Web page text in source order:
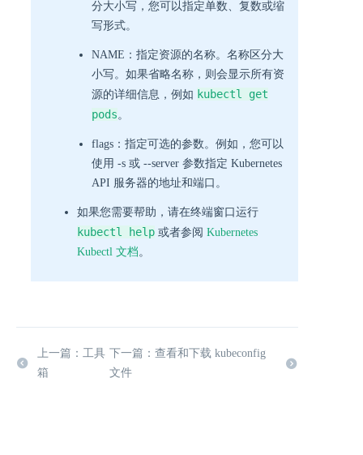
分大小写，您可以指定单数、复数或缩
写形式。
NAME：指定资源的名称。名称区分大
小写。如果省略名称，则会显示所有资
源的详细信息，例如 kubectl get
pods。
flags：指定可选的参数。例如，您可以
使用 -s 或 --server 参数指定 Kubernetes
API 服务器的地址和端口。
如果您需要帮助，请在终端窗口运行
kubectl help 或者参阅 Kubernetes
Kubectl 文档。
上一篇：工具
箱
下一篇：查看和下载 kubeconfig
文件